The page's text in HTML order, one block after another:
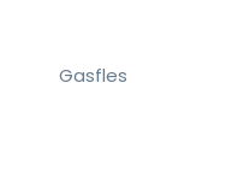
Gasfles